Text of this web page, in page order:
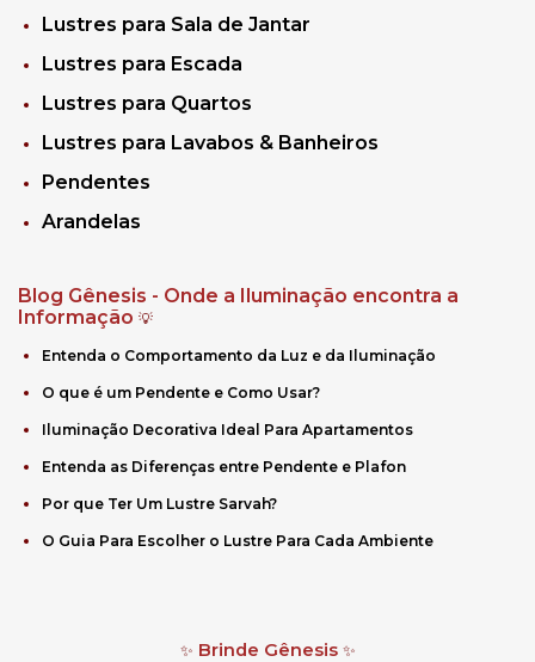
Lustres para Sala de Jantar
Lustres para Escada
Lustres para Quartos
Lustres para Lavabos & Banheiros
Pendentes
Arandelas
Blog Gênesis - Onde a Iluminação encontra a
Informação 💡
Entenda o Comportamento da Luz e da Iluminação
O que é um Pendente e Como Usar?
Iluminação Decorativa Ideal Para Apartamentos
Entenda as Diferenças entre Pendente e Plafon
Por que Ter Um Lustre Sarvah?
O Guia Para Escolher o Lustre Para Cada Ambiente
✨ Brinde Gênesis ✨